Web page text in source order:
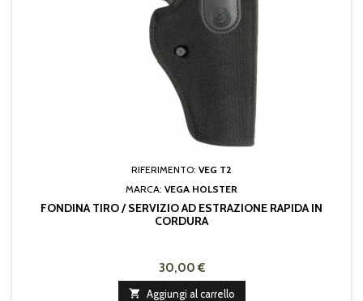
RIFERIMENTO: VEG T2
MARCA: VEGA HOLSTER
FONDINA TIRO / SERVIZIO AD ESTRAZIONE RAPIDA IN
CORDURA
30,00 €
 Aggiungi al carrello